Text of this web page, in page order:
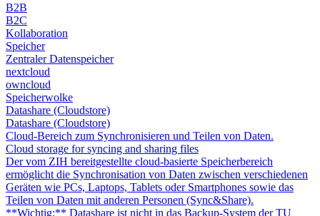
B2B
B2C
Kollaboration
Speicher
Zentraler Datenspeicher
nextcloud
owncloud
Speicherwolke
Datashare (Cloudstore)
Datashare (Cloudstore)
Cloud-Bereich zum Synchronisieren und Teilen von Daten.
Cloud storage for syncing and sharing files
Der vom ZIH bereitgestellte cloud-basierte Speicherbereich
ermöglicht die Synchronisation von Daten zwischen verschiedenen
Geräten wie PCs, Laptops, Tablets oder Smartphones sowie das
Teilen von Daten mit anderen Personen (Sync&Share).
**Wichtig:** Datashare ist nicht in das Backup-System der TU